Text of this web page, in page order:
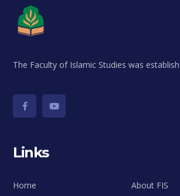
The Faculty of Islamic Studies was
Links
Home About FIS